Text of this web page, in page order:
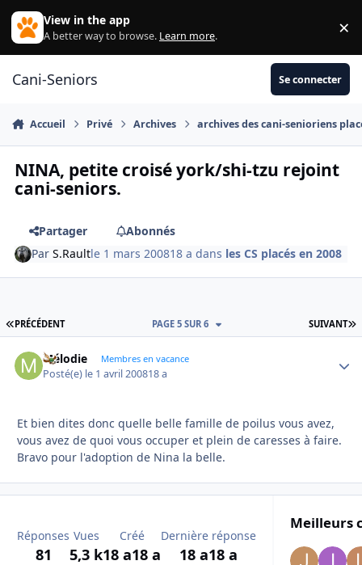
Aller au contenu
View in the app
A better way to browse. Learn more. ×
Cani-Seniors Se connecter
Accueil Privé Archives archives des cani-senioriens
NINA, petite croisé york/shi-tzu rejoint
cani-seniors.
Partager
Abonnés
ParS.Raultle 1 mars 200818 a dans les CS placés en 2008
PREMIÈRE PAGE
PRÉCÉDENT SUIVANT
PAGE 5 SUR 6
Mélodie Membres en vacance
Posté(e) le 1 avril 200818 a
Et bien dites donc quelle belle famille de poilus vous avez,
vous avez de quoi vous occuper et plein de caresses à faire.
Bravo pour l'adoption de Nina la belle.
Réponses
81
Vues
5,3 k
Créé
18 a18 a
Dernière réponse
18 a18 a
Meilleurs